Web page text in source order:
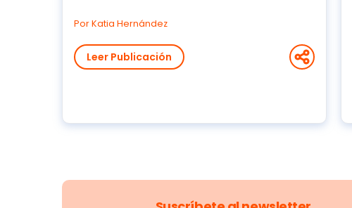
Por Katia Hernández
Leer Publicación